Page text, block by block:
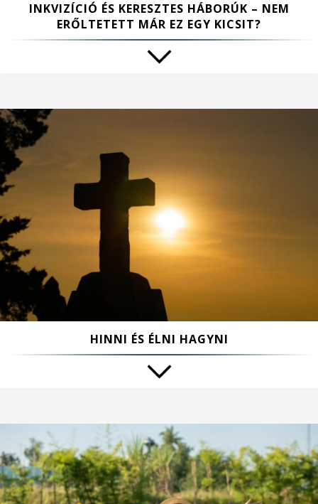
INKVIZÍCIÓ ÉS KERESZTES HÁBORÚK – NEM
ERŐLTETETT MÁR EZ EGY KICSIT?
HINNI ÉS ÉLNI HAGYNI